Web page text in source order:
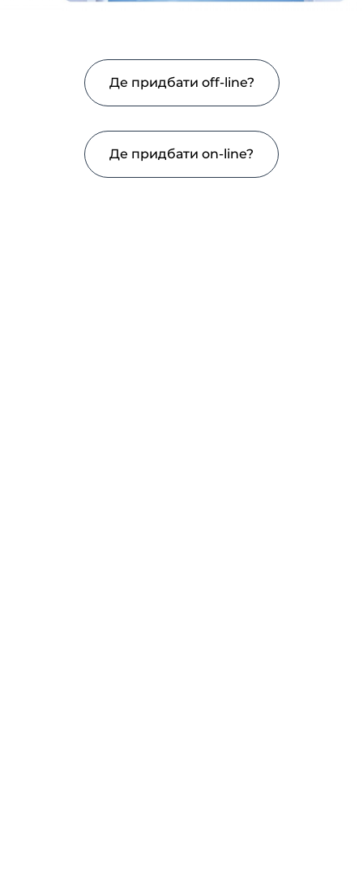
Де придбати off-line?
Де придбати on-line?